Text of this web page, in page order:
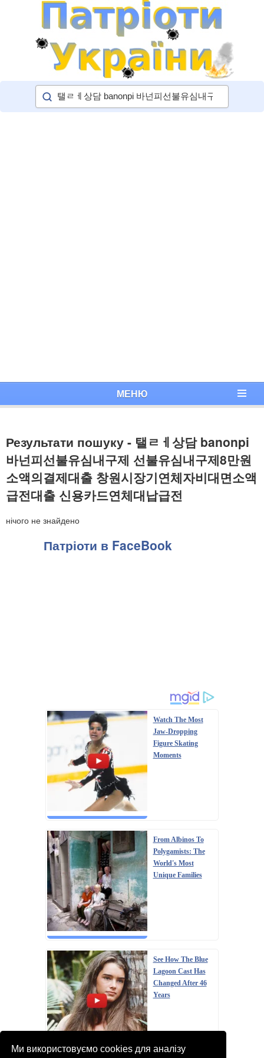
Ми використовуємо cookies для аналізу
МЕНЮ
Результати пошуку - 탤ㄹㅔ상담 banonpi
바넌피선불유심내구제 선불유심내구제8만원
소액의결제대출 창원시장기연체자비대면소액
급전대출 신용카드연체대납급전
нічого не знайдено
Патріоти в FaceBook
Watch The Most
Jaw‑Dropping
Figure Skating
Moments
From Albinos To
Polygamists: The
World's Most
Unique Families
See How The Blue
Lagoon Cast Has
Changed After 46
Years